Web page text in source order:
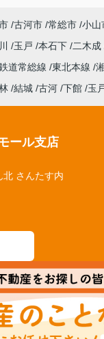
古河市 常総市 小山
玉戸 本石下 二木成
道常総線 東北本線
結城 古河 下館 玉
ール支店
さんたす内